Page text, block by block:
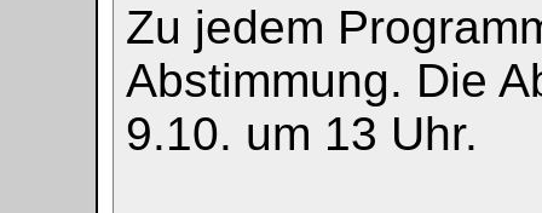
Zu jedem
Abstimmung. Die
9.10. um 13 Uhr.